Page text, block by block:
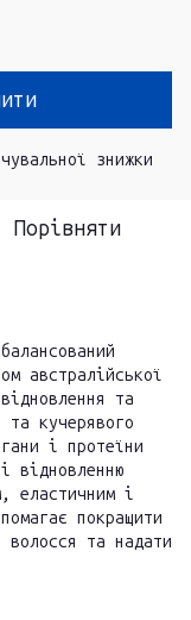
знижки
Порівняти
австралійської
та
та кучерявого
і протеїни
відновленню
еластичним і
покращити
волосся та надати